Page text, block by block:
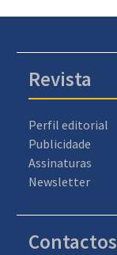
Revista
Perfil editorial
Publicidade
Assinaturas
Newsletter
Contactos